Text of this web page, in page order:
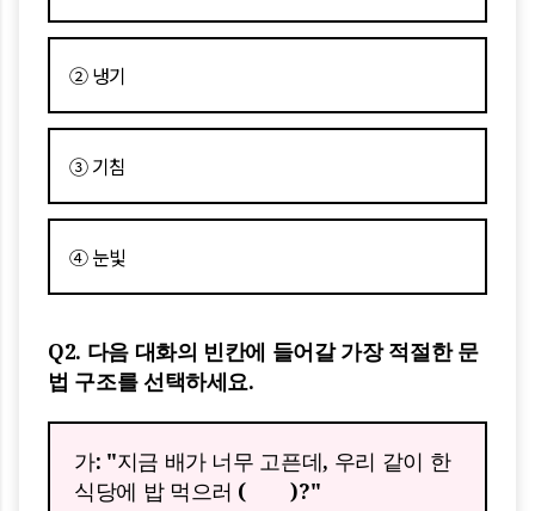
② 냉기
③ 기침
④ 눈빛
Q2. 다음 대화의 빈칸에 들어갈 가장 적절한 문
법 구조를 선택하세요.
가: "지금 배가 너무 고픈데, 우리 같이 한
식당에 밥 먹으러 ( )?"